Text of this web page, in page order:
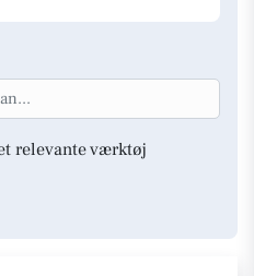
relevante værktøj